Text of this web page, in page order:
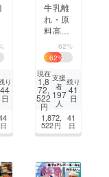
り
44
日
日
牛乳離
れ・原
料高・
人手不
足の三
重苦。
飛騨の
牛乳屋
が未来
へ繋げ
る牧成
舎の挑
62%
62%
現在
1,8
72,
522
円
支援
者
197
人
残り
41
日
1,872,
522円
41
日